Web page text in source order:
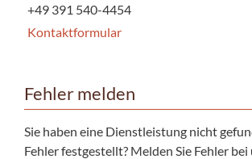
+49 391 540-4454
Kontaktformular
Fehler melden
Sie haben eine Dienstleistung nicht
Fehler festgestellt? Melden Sie Fehler bei